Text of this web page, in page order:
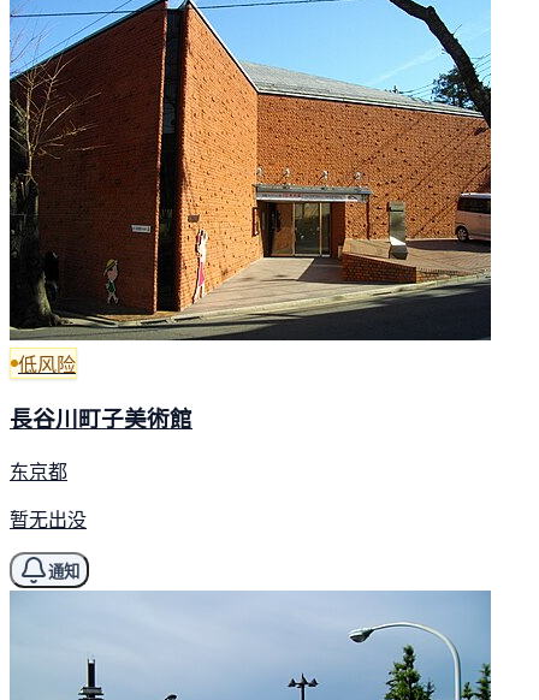
低风险
長谷川町子美術館
东京都
暂无出没
通知